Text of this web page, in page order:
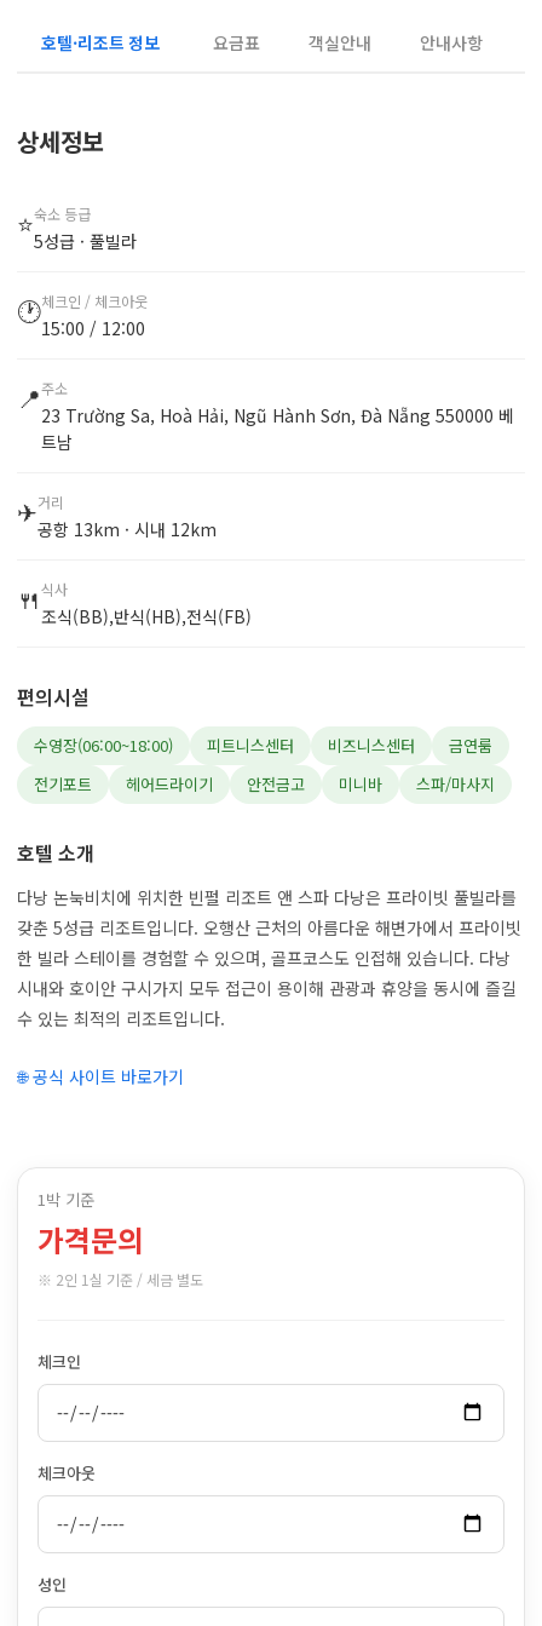
호텔·리조트 정보 요금표 객실안내 안내사항
상세정보
⭐숙소 등급
5성급 · 풀빌라
🕐체크인 / 체크아웃
15:00 / 12:00
📍주소
23 Trường Sa, Hoà Hải, Ngũ Hành Sơn, Đà Nẵng 550000 베
트남
✈거리
공항 13km · 시내 12km
🍴식사
조식(BB),반식(HB),전식(FB)
편의시설
수영장(06:00~18:00) 피트니스센터 비즈니스센터
금연룸
전기포트
헤어드라이기 안전금고 미니바 스파/마사지
호텔 소개
다낭 논눅비치에 위치한 빈펄 리조트 앤 스파 다낭은 프라이빗 풀빌라를
갖춘 5성급 리조트입니다. 오행산 근처의 아름다운 해변가에서 프라이빗
한 빌라 스테이를 경험할 수 있으며, 골프코스도 인접해 있습니다. 다낭
시내와 호이안 구시가지 모두 접근이 용이해 관광과 휴양을 동시에 즐길
수 있는 최적의 리조트입니다.
🌐 공식 사이트 바로가기
1박 기준
가격문의
※ 2인 1실 기준 / 세금 별도
체크인
체크아웃
성인